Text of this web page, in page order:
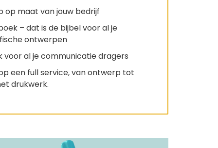
op maat van jouw bedrijf
– dat is de bijbel voor al je
ontwerpen
voor al je communicatie dragers
een full service, van ontwerp tot
drukwerk.